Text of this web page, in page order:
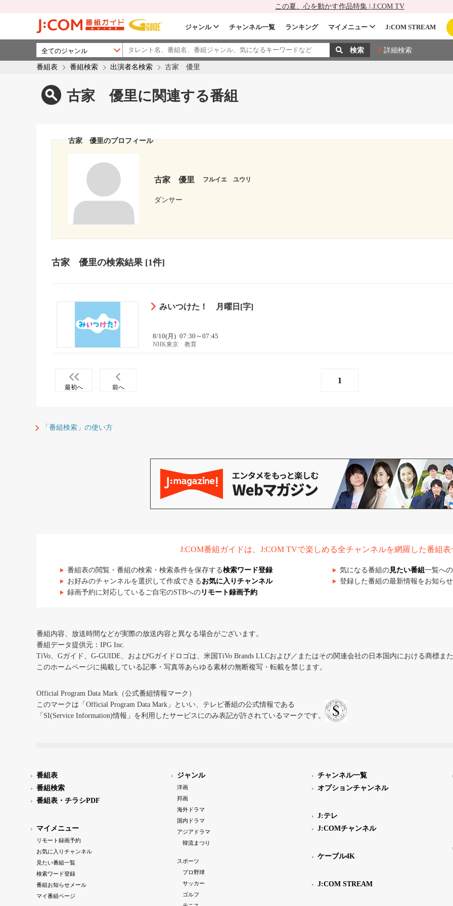
この夏、心を動かす作品特集 | J:COM TV
ジャンル チャンネル一覧 ランキング マイメニュー J:COM STREAM
詳細検索
番組表 番組検索 出演者名検索 古家 優里
古家 優里に関連する番組
古家 優里のプロフィール
古家 優里 フルイエ ユウリ
ダンサー
古家 優里の検索結果[1件]
みいつけた！ 月曜日[字]
8/10(月) 07:30～07:45
NHK東京 教育
最初へ 前へ
1
「番組検索」の使い方
J:COM番組ガイドは、J:COM TVで楽しめる全チャンネルを網羅した番組
番組表の閲覧・番組の検索・検索条件を保存する検索ワード登録 気になる番組の見たい番組 一覧へ
お好みのチャンネルを選択して作成できる お気に入りチャンネル
登録した番組の最新情報をお知ら
録画予約に対応しているご自宅のSTBへの リモート録画予約
番組内容、放送時間などが実際の放送内容と異なる場合がございます。
番組データ提供元：IPG Inc.
TiVo、Gガイド、G-GUIDE、およびGガイドロゴは、米国TiVo Brands LLCおよび／またはその関連会社の日本国内における商標ま
このホームページに掲載している記事・写真等あらゆる素材の無断複写・転載を禁じます。
Official Program Data Mark（公式番組情報マーク）
このマークは「Official Program Data Mark」といい、テレビ番組の公式情報である
「SI(Service Information)情報」を利用したサービスにのみ表記が許されているマークです。
番組表
番組検索
番組表・チラシPDF
マイメニュー
リモート録画予約
お気に入りチャンネル
見たい番組一覧
検索ワード登録
番組お知らせメール
マイ番組ページ
ジャンル
洋画
邦画
海外ドラマ
国内ドラマ
アジアドラマ
韓流まつり
スポーツ
プロ野球
サッカー
ゴルフ
チャンネル一覧
オプションチャンネル
J:テレ
J:COMチャンネル
ケーブル4K
J:COM STREAM